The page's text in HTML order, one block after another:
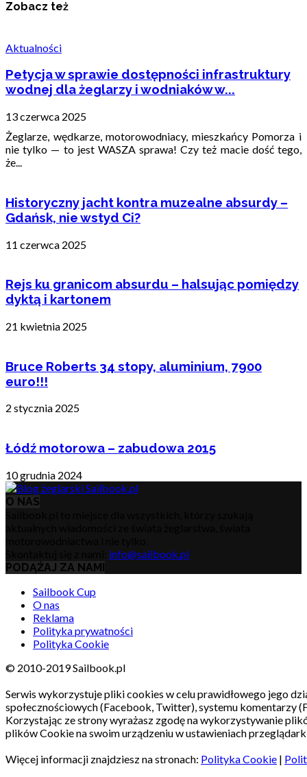
Zobacz też
Aktualności
Petycja w sprawie dostępności infrastruktury
wodnej dla żeglarzy i wodniaków w...
13 czerwca 2025
Żeglarze, wędkarze, motorowodniacy, mieszkańcy Pomorza i
nie tylko — to jest WASZA sprawa! Czy też macie dość tego,
że...
Historyczny jacht kontra muzealne absurdy –
Gdańsk, nie wstyd Ci?
11 czerwca 2025
Rejs ku granicom absurdu – halsując pomiędzy
dyktą i kartonem
21 kwietnia 2025
Bruce Roberts 34 stopy, aluminium, 7900
euro!!!
2 stycznia 2025
Łódź motorowa – zabudowa 2015
10 grudnia 2024
O NAS
info@sailbook.pl
PODĄŻAJ ZA NAMI
Sailbook Cup
O nas
Reklama
Polityka prywatności
Polityka Cookie
© 2010-2019 Sailbook.pl
Serwis wykorzystuje pliki cookies w celu prawidłowego jego
społecznościowych (Facebook, Twitter), systemu komentarzy
Korzystając ze strony wyrażasz zgodę na wykorzystywanie
plików Cookie na swoim urządzeniu w ustawieniach
Więcej informacji znajdziesz na stronach: Polityka Cookie |